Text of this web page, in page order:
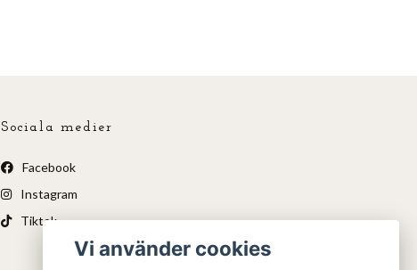
Sociala medier
Facebook
Instagram
Tiktok
Vi använder cookies